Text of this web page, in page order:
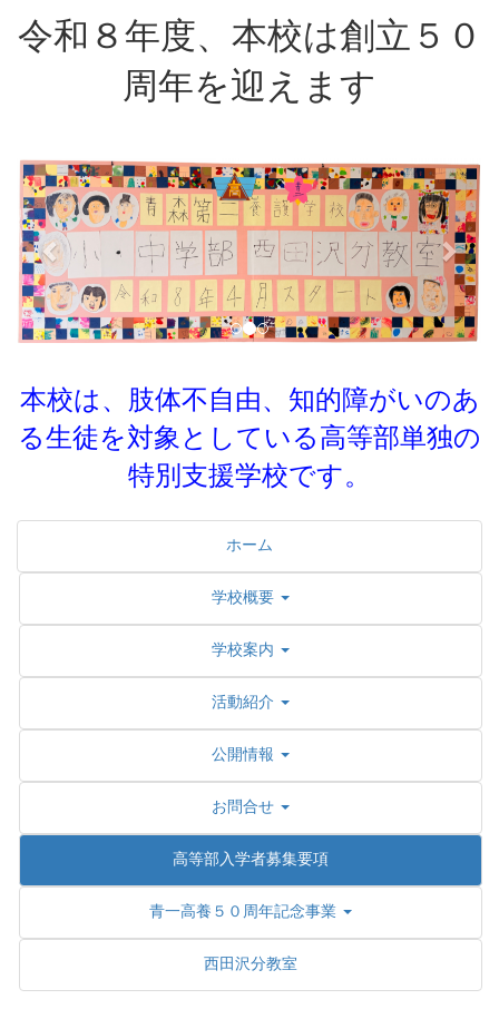
令和８年度、本校は創立５０
周年を迎えます
p
r
e
v
i
o
u
e
x
t
本校は、肢体不自由、知的障がいのあ
る生徒を対象としている高等部単独の
特別支援学校です。
ホーム
学校概要
学校案内
活動紹介
公開情報
お問合せ
高等部入学者募集要項
青一高養５０周年記念事業
西田沢分教室